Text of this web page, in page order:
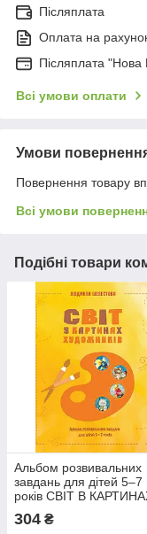
Післяплата
Оплата на
Післяплата
Всі умови оплати
Умови
Повернення товару
Всі умови
Подібні товари
Альбом розвивальних
завдань для дітей 5–7
років СВІТ В
304 ₴